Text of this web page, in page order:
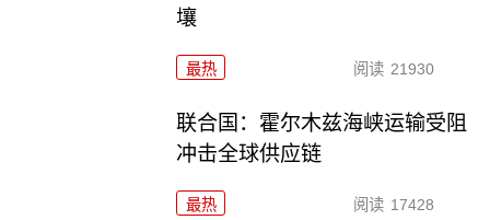
壤
最热 阅读 21930
联合国：霍尔木兹海峡运输受阻
冲击全球供应链
最热 阅读 17428